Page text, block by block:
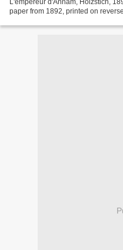
paper from 1892, printed on reverse.